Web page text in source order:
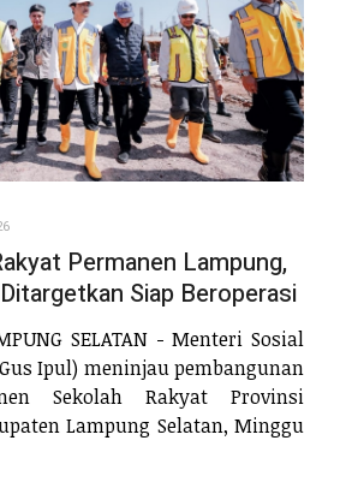
Permanen Lampung,
Siap Beroperasi
SELATAN - Menteri Sosial
Ipul) meninjau pembangunan
Sekolah Rakyat Provinsi
Lampung Selatan, Minggu